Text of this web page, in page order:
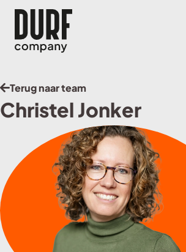
Terug naar team
Christel Jonker